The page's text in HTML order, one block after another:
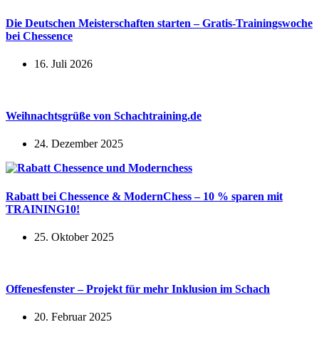
Die Deutschen Meisterschaften starten – Gratis-Trainingswoche
bei Chessence
16. Juli 2026
Weihnachtsgrüße von Schachtraining.de
24. Dezember 2025
Rabatt bei Chessence & ModernChess – 10 % sparen mit
TRAINING10!
25. Oktober 2025
Offenesfenster – Projekt für mehr Inklusion im Schach
20. Februar 2025